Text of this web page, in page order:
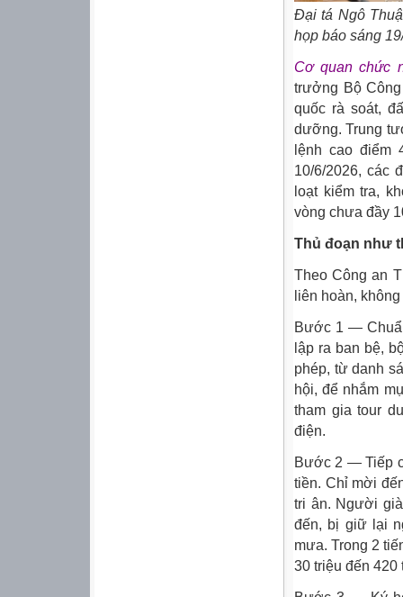
Đại tá Ngô
họp báo sáng
Cơ quan chức
trưởng Bộ
quốc rà soát,
dưỡng. Trung
lệnh cao điểm
10/6/2026, các
loạt kiểm tra,
vòng chưa đầy
Thủ đoạn như
Theo Công an
liên hoàn,
Bước 1 —
lập ra ban bệ,
phép, từ danh
hội, để nhắm
tham gia tour
điện.
Bước 2 — Tiếp
tiền. Chỉ mời
tri ân. Người
đến, bị giữ lại
mưa. Trong 2
30 triệu đến 420